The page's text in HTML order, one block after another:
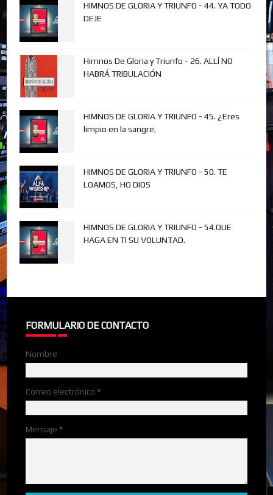
HIMNOS DE GLORIA Y TRIUNFO - 44. YA TODO
DEJE
Himnos De Gloria y Triunfo - 26. ALLÍ NO
HABRÁ TRIBULACIÓN
HIMNOS DE GLORIA Y TRIUNFO - 45. ¿Eres
limpio en la sangre,
HIMNOS DE GLORIA Y TRIUNFO - 50. TE
LOAMOS, HO DIOS
HIMNOS DE GLORIA Y TRIUNFO - 54.QUE
HAGA EN TI SU VOLUNTAD.
FORMULARIO DE CONTACTO
Nombre
Correo electrónico*
Mensaje*